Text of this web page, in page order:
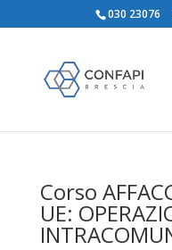
030 23076
Corso
UE: